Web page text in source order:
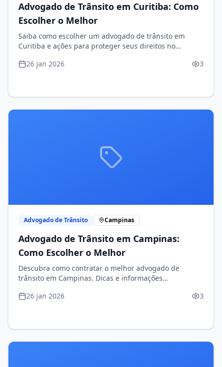
Advogado de Trânsito em Curitiba: Como
Escolher o Melhor
Saiba como escolher um advogado de trânsito em
Curitiba e ações para proteger seus direitos no
26 jan 2026
3
Advogado de Trânsito Campinas
Advogado de Trânsito em Campinas:
Como Escolher o Melhor
Descubra como contratar o melhor advogado de
trânsito em Campinas. Dicas e informações
26 jan 2026
3